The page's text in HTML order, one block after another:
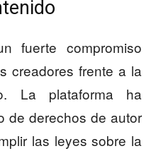
fuerte compromiso
creadores frente a la
La plataforma ha
de derechos de autor
las leyes sobre la